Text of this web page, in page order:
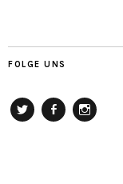
FOLGE UNS